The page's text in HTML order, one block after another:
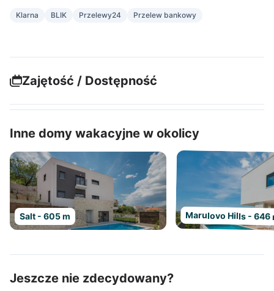
Klarna BLIK Przelewy24 Przelew bankowy
Zajętość / Dostępność
Inne domy wakacyjne w okolicy
Salt - 605 m Marulovo Hills - 646
Jeszcze nie zdecydowany?